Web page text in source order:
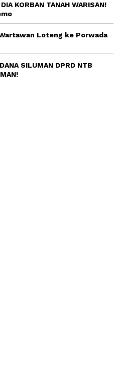
KORBAN TANAH WARISAN!
Loteng ke Porwada
SILUMAN DPRD NTB